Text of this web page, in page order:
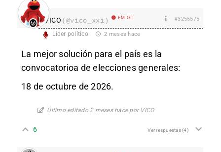
VICO (@vico_xxi) EM Off #3255575
Líder político 2 meses hace
La mejor solución para el país es la
convocatorioa de elecciones generales:
18 de octubre de 2026.
Último editado 2 meses hace por VICO
6 Ver respuestas(4)